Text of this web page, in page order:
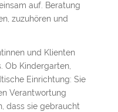
auf. Beratung
zuzuhören und
und Klienten
Ob Kindergarten,
Einrichtung: Sie
Verantwortung
dass sie gebraucht